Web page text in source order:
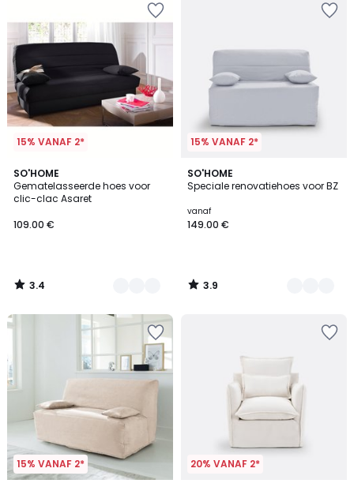
15% VANAF 2*
SO'HOME
Gematelasseerde hoes voor
clic-clac Asaret
109.00 €
3.4
/ 5
3
Kleuren
3.4
/
15% VANAF 2*
SO'HOME
Speciale renovatiehoes voor BZ
vanaf
149.00 €
3.9
/ 5
6
Kleuren
3.9
/
15% VANAF 2* 20% VANAF 2*